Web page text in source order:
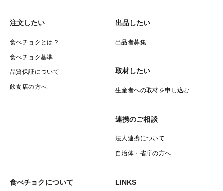
要するにニラとニンニク両方の使い方ができるのです。
【栄養価】
収穫まで7年もかかる、とても手間ひまも時間もかかり
ますので、栄養価必然的に高いです。詳しい栄養価など
は薬事法などに触れてしまうので、個々では説明しませ
はもちろん、我が家は少量多品目で営農する農家なの
できますが、発送が遅れたりすることがございますが事
注文したい
食べチョクとは？
食べチョク基準
品質保証について
飲食店の方へ
出品したい
出品者募集
取材したい
生産者への取材を申し込む
連携のご相談
法人連携について
自治体・省庁の方へ
食べチョクについて LINKS